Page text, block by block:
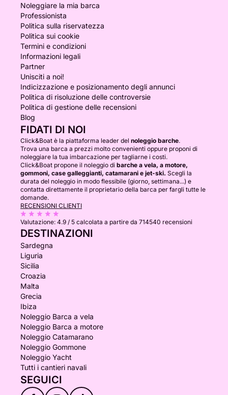
Noleggiare la mia barca
Professionista
Politica sulla riservatezza
Politica sui cookie
Termini e condizioni
Informazioni legali
Partner
Unisciti a noi!
Indicizzazione e posizionamento degli annunci
Politica di risoluzione delle controversie
Politica di gestione delle recensioni
Blog
FIDATI DI NOI
Click&Boat è la piattaforma leader del noleggio barche.
Trova una barca a prezzi molto convenienti oppure proponi di
noleggiare la tua imbarcazione per tagliarne i costi.
Click&Boat propone il noleggio di barche a vela, a motore,
gommoni, case galleggianti, catamarani e jet-ski. Scegli la
durata del noleggio in modo flessibile (giorno, settimana...) e
contatta direttamente il proprietario della barca per fargli tutte le
domande.
RECENSIONI CLIENTI
Valutazione: 4.9 / 5 calcolata a partire da 714540 recensioni
DESTINAZIONI
Sardegna
Liguria
Sicilia
Croazia
Malta
Grecia
Ibiza
Noleggio Barca a vela
Noleggio Barca a motore
Noleggio Catamarano
Noleggio Gommone
Noleggio Yacht
Tutti i cantieri navali
SEGUICI